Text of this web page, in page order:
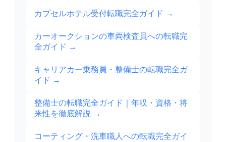
カプセルホテル受付転職完全ガイド →
カーオークションの車両検査員への転職完
全ガイド →
キャリアカー乗務員・整備士の転職完全ガ
イド →
整備士の転職完全ガイド｜年収・資格・将
来性を徹底解説 →
コーティング・洗車職人への転職完全ガイ